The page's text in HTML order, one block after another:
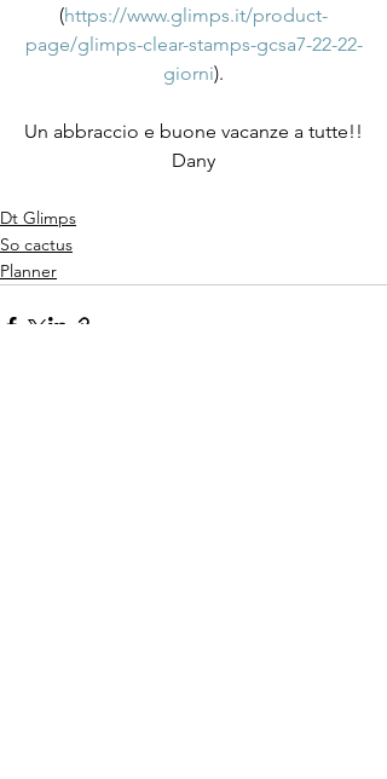
(https://www.glimps.it/product-
page/glimps-clear-stamps-gcsa7-22-22-
giorni).
Un abbraccio e buone vacanze a tutte!!
Dany
Dt Glimps
So cactus
Planner